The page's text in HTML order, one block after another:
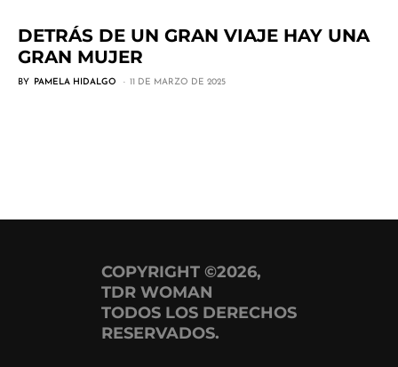
DETRÁS DE UN GRAN VIAJE HAY UNA
GRAN MUJER
BY PAMELA HIDALGO 11 DE MARZO DE 2025
COPYRIGHT ©2026,
TDR WOMAN
TODOS LOS DERECHOS
RESERVADOS.